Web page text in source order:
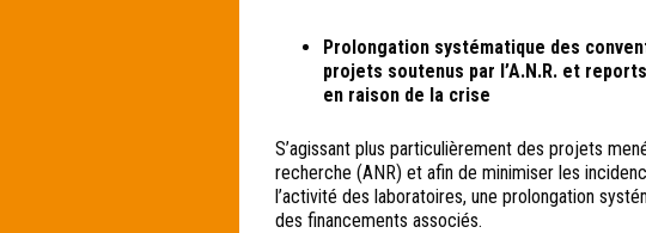
Prolongation systématique des
projets soutenus par l’A.N.R. et
en raison de la crise
S’agissant plus particulièrement des projets
recherche (ANR) et afin de minimiser les
l’activité des laboratoires, une prolongation
des financements associés.